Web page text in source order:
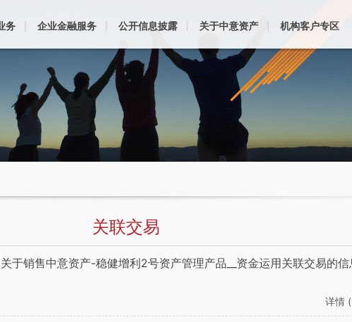
务 企业金融服务 公开信息披露 关于中意资产 机构客户专区
关联交易
于销售中意资产-稳健增利2号资产管理产品__资金运用关联交易的信
详情